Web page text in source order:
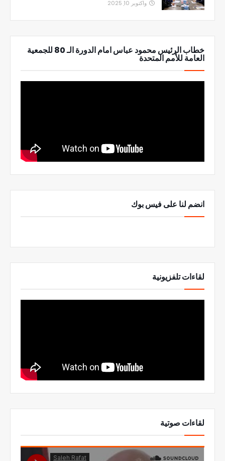
واكتوبر 10, 2025
خطاب الرئيس محمود عباس امام الدورة الـ 80 للجمعية
العامة للأمم المتحدة
انضم لنا على فيس بوك
لقاءات تلفزيونية
لقاءات صوتية